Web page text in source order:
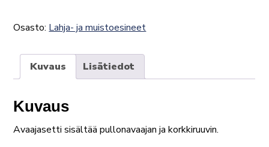
punainen
Osasto: Lahja- ja muistoesineet
Kuvaus Lisätiedot
Kuvaus
Avaajasetti sisältää pullonavaajan ja korkkiruuvin.